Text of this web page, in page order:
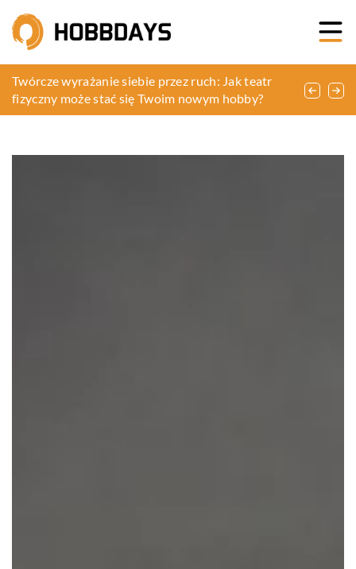
Komfort i wygoda podróży – jak optymalnie
zaplanować transport na ważny lot
Twórcze wyrażanie siebie przez ruch: Jak teatr
fizyczny może stać się Twoim nowym hobby?
Jak prawidłowo przygotować się do przyjęcia
czworonoga ze schroniska?